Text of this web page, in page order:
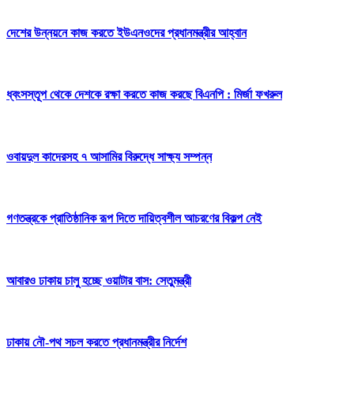
দেশের উন্নয়নে কাজ করতে ইউএনওদের প্রধানমন্ত্রীর আহ্বান
ধ্বংসস্তূপ থেকে দেশকে রক্ষা করতে কাজ করছে বিএনপি : মির্জা ফখরুল
ওবায়দুল কাদেরসহ ৭ আসামির বিরুদ্ধে সাক্ষ্য সম্পন্ন
গণতন্ত্রকে প্রাতিষ্ঠানিক রূপ দিতে দায়িত্বশীল আচরণের বিকল্প নেই
আবারও ঢাকায় চালু হচ্ছে ওয়াটার বাস: সেতুমন্ত্রী
ঢাকায় নৌ-পথ সচল করতে প্রধানমন্ত্রীর নির্দেশ